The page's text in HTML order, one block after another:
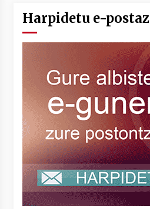
Harpidetu e-postaz